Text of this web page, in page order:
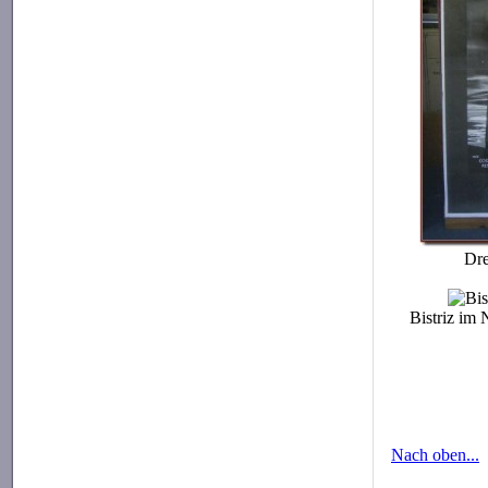
Bistriz im
Nach oben...